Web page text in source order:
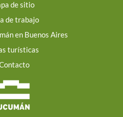
de sitio
de trabajo
en Buenos Aires
turísticas